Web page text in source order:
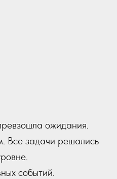
до конца опыт
держали нас в тонусе